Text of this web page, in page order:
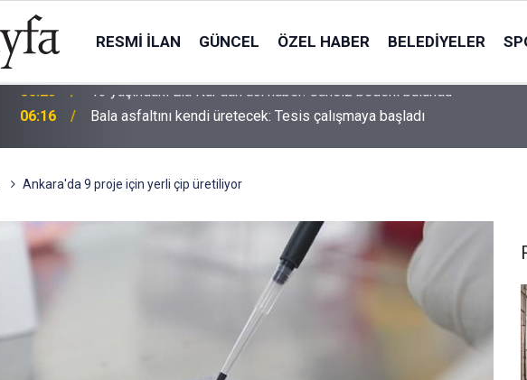
RESMI İLAN GÜNCEL ÖZEL HABER BELEDIYELER
06:16 Bala asfaltını kendi üretecek: Tesis çalışmaya başladı
Ankara'da 9 proje için yerli çip üretiliyor